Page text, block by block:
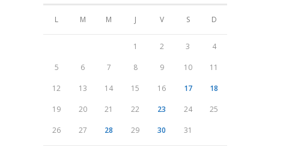
L M M J V S D
1 2 3 4
5 6 7 8 9 10 11
12 13 14 15 16 17 18
19 20 21 22 23 24 25
26 27 28 29 30 31